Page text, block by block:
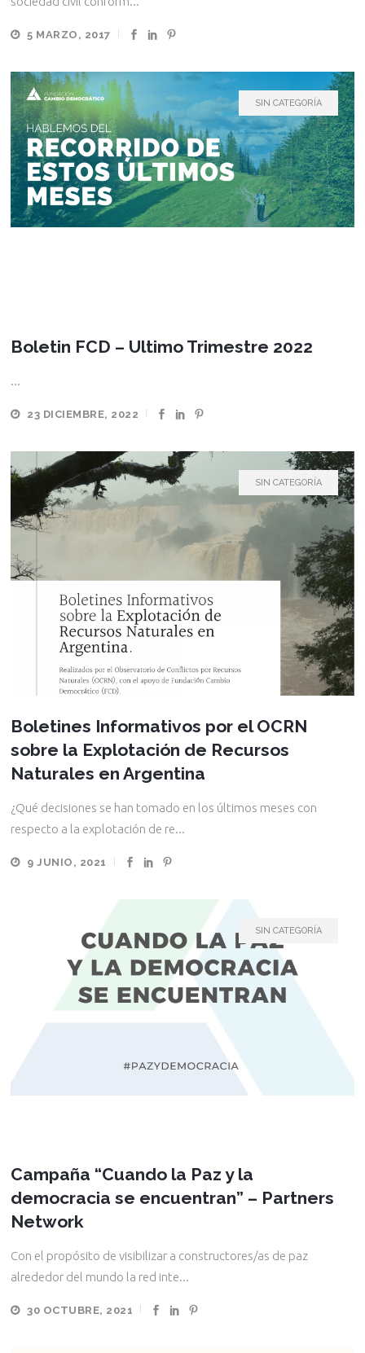
5 MARZO, 2017
SIN CATEGORÍA
Boletin FCD – Ultimo Trimestre 2022
...
23 DICIEMBRE, 2022
SIN CATEGORÍA
Boletines Informativos por el OCRN
sobre la Explotación de Recursos
Naturales en Argentina
¿Qué decisiones se han tomado en los últimos meses con
respecto a la explotación de re...
9 JUNIO, 2021
SIN CATEGORÍA
Campaña “Cuando la Paz y la
democracia se encuentran” – Partners
Network
Con el propósito de visibilizar a constructores/as de paz
alrededor del mundo la red inte...
30 OCTUBRE, 2021